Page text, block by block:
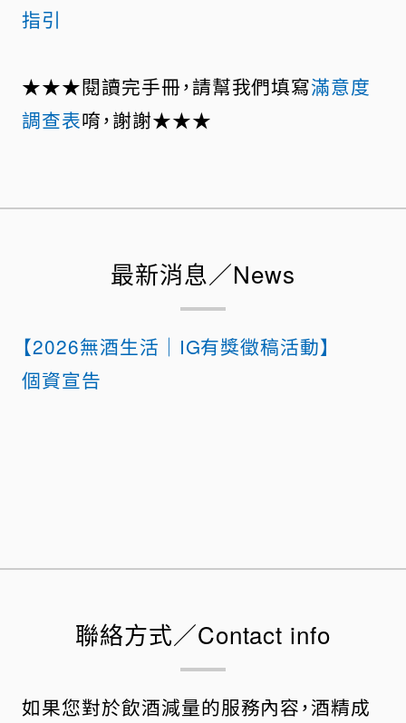
指引
★★★閱讀完手冊，請幫我們填寫滿意度
調查表唷，謝謝★★★
最新消息／News
【2026無酒生活｜IG有獎徵稿活動】
個資宣告
聯絡方式／Contact info
如果您對於飲酒減量的服務內容，酒精成